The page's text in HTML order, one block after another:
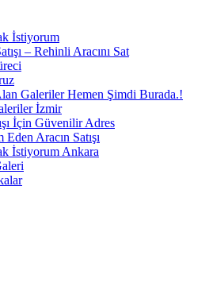
İstiyorum
– Rehinli Aracını Sat
Galeriler Hemen Şimdi Burada.!
İzmir
İçin Güvenilir Adres
Aracın Satışı
İstiyorum Ankara